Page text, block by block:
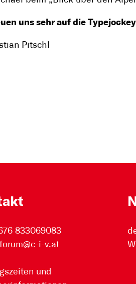
uns sehr auf die
Pitschl
833069083
i-v.at
und